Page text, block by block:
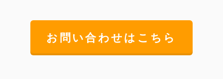
お問い合わせはこちら